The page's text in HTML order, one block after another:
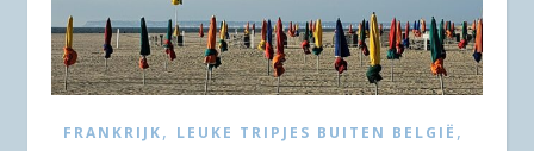
FRANKRIJK, LEUKE TRIPJES BUITEN BELGIË ,